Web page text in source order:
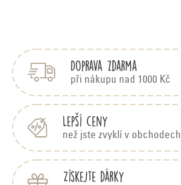
d
n
c
e
Doprava zdarma
při nákupu nad 1000 Kč
Lepší ceny
než jste zvyklí v obchodech
Získejte dárky